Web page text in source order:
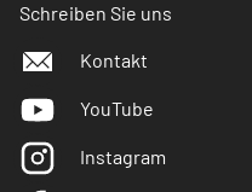
Schreiben Sie uns
Kontakt
YouTube
Instagram